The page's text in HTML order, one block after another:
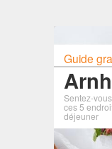
Guide
Sentez-
ces 5
déjeuner